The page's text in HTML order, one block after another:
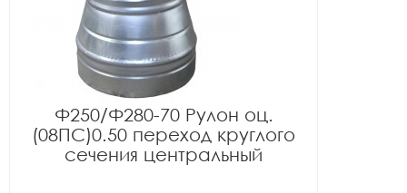
Ф250/Ф280-70 Рулон оц.
(08ПС)0.50 переход круглого
сечения центральный